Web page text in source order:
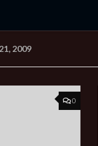
Edition
2009
0